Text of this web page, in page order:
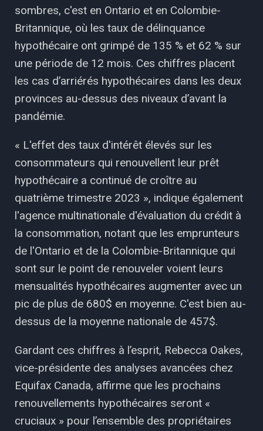
sombres, c'est en Ontario et en Colombie-
Britannique, où les taux de délinquance
hypothécaire ont grimpé de 135 % et 62 % sur
une période de 12 mois. Ces chiffres placent
les cas d’arriérés hypothécaires dans les deux
provinces au-dessus des niveaux d’avant la
pandémie.
« L'effet des taux d'intérêt élevés sur les
consommateurs qui renouvellent leur prêt
hypothécaire a continué de croître au
quatrième trimestre 2023 », indique également
l'agence multinationale d'évaluation du crédit à
la consommation, notant que les emprunteurs
de l'Ontario et de la Colombie-Britannique qui
sont sur le point de renouveler voient leurs
mensualités hypothécaires augmenter avec un
pic de plus de 680$ en moyenne. C'est bien au-
dessus de la moyenne nationale de 457$.
Gardant ces chiffres à l’esprit, Rebecca Oakes,
vice-présidente des analyses avancées chez
Equifax Canada, affirme que les prochains
renouvellements hypothécaires seront «
cruciaux » pour l’ensemble des propriétaires